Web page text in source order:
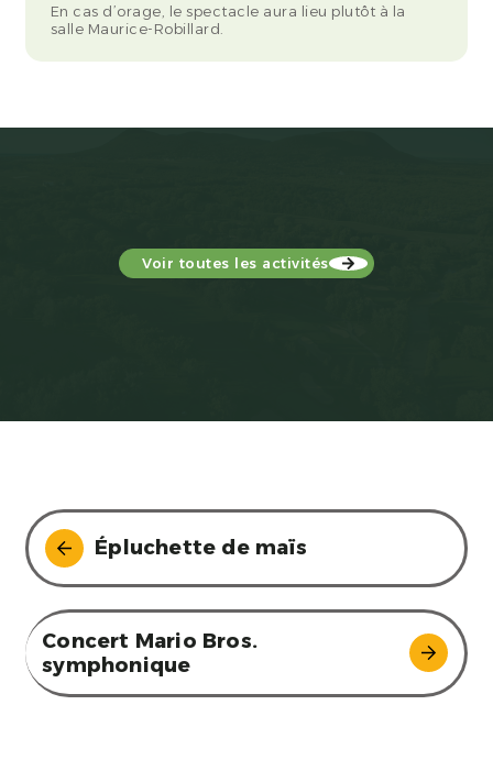
En cas d’orage, le spectacle aura lieu plutôt à la
salle Maurice-Robillard.
Voir toutes les activités
Épluchette de maïs
Concert Mario Bros.
symphonique